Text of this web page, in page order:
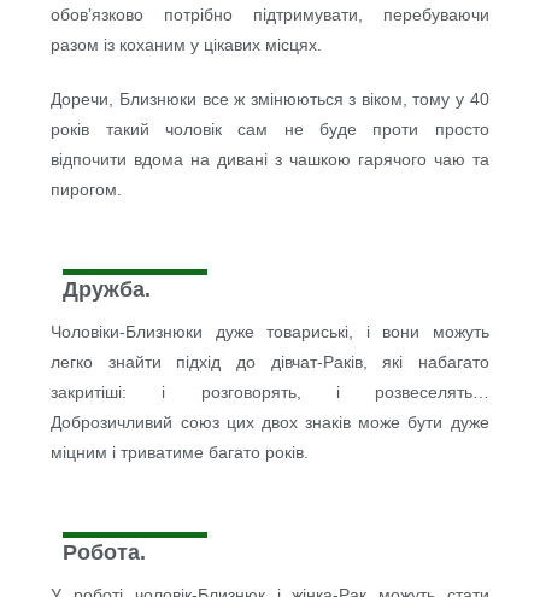
обов’язково потрібно підтримувати, перебуваючи
разом із коханим у цікавих місцях.
Доречи, Близнюки все ж змінюються з віком, тому у 40
років такий чоловік сам не буде проти просто
відпочити вдома на дивані з чашкою гарячого чаю та
пирогом.
Дружба.
Чоловіки-Близнюки дуже товариські, і вони можуть
легко знайти підхід до дівчат-Раків, які набагато
закритіші: і розговорять, і розвеселять…
Доброзичливий союз цих двох знаків може бути дуже
міцним і триватиме багато років.
Робота.